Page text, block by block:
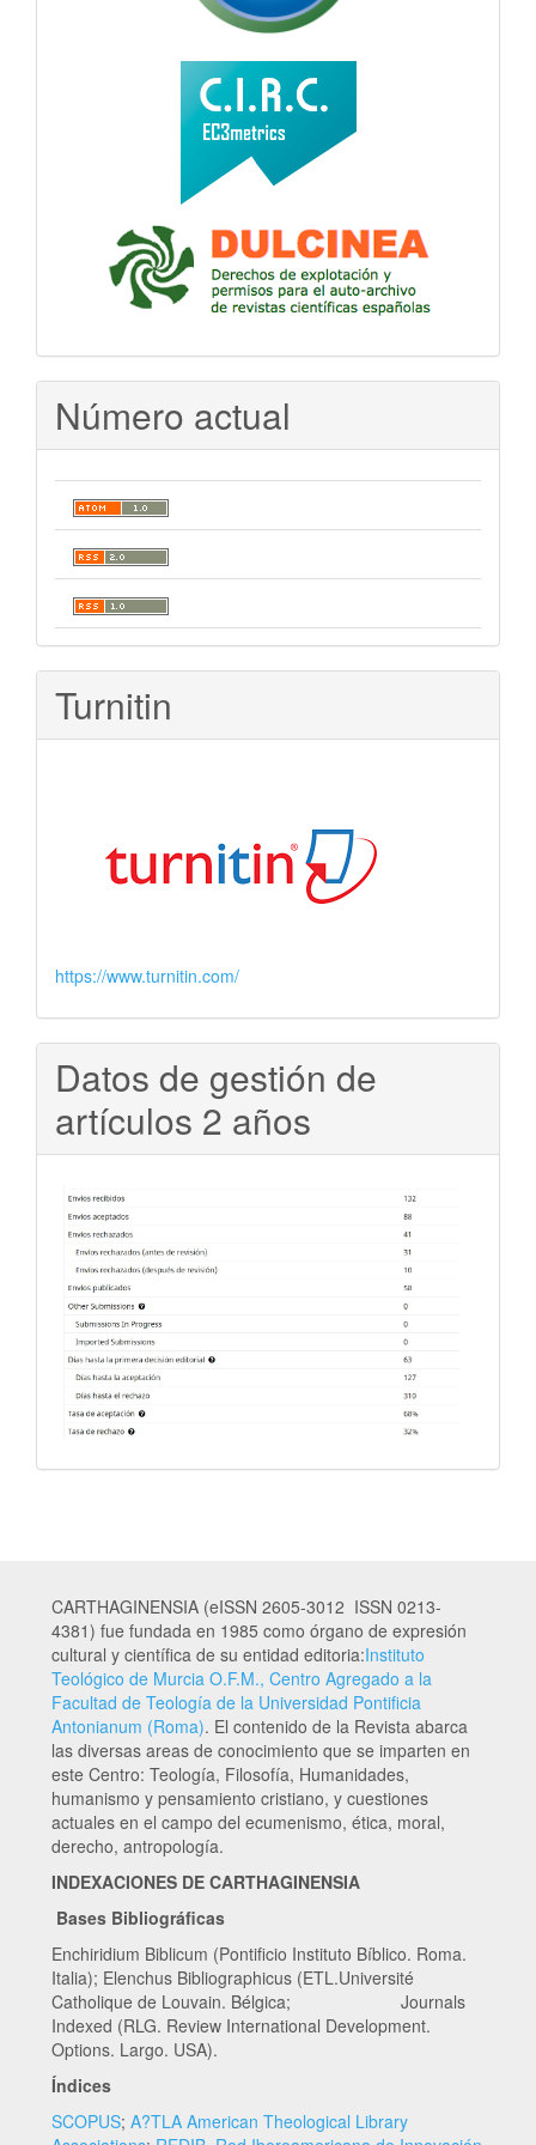
Número actual
Turnitin
https://www.turnitin.com/
Datos de gestión de
artículos 2 años
CARTHAGINENSIA (eISSN 2605-3012 ISSN 0213-
4381) fue fundada en 1985 como órgano de expresión
cultural y científica de su entidad editoria:Instituto
Teológico de Murcia O.F.M., Centro Agregado a la
Facultad de Teología de la Universidad Pontificia
Antonianum (Roma). El contenido de la Revista abarca
las diversas areas de conocimiento que se imparten en
este Centro: Teología, Filosofía, Humanidades,
humanismo y pensamiento cristiano, y cuestiones
actuales en el campo del ecumenismo, ética, moral,
derecho, antropología.
INDEXACIONES DE CARTHAGINENSIA
Bases Bibliográficas
Enchiridium Biblicum (Pontificio Instituto Bíblico. Roma.
Italia); Elenchus Bibliographicus (ETL.Université
Catholique de Louvain. Bélgica; Journals
Indexed (RLG. Review International Development.
Options. Largo. USA).
Índices
SCOPUS; A?TLA American Theological Library